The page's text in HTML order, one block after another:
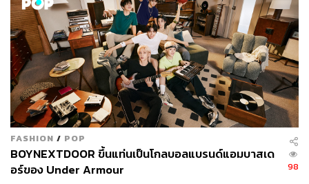
สำหรับคนที่พลาดประสบการณ์จากแคมเปญ Ultimate K-Pop
Experience ที่ทาง Booking.com เปิดให้จองเมื่อต้นเดือน
สิงหาคมที่ผ่านมา สามารถสัมผัสประสบการณ์ K-Pop ที่
คล้ายคลึงกันได้ จากโปรแกรม Experience ที่ทาง
แพลตฟอร์มเปิดให้จองได้ทางเว็บไซต์
ภาพ: พลอยจันทร์ สุขคง
TAGS: Kang Daniel
Booking.com
FASHION / POP
BOYNEXTDOOR ขึ้นแท่นเป็นโกลบอลแบรนด์แอมบาสเด
อร์ของ Under Armour
98